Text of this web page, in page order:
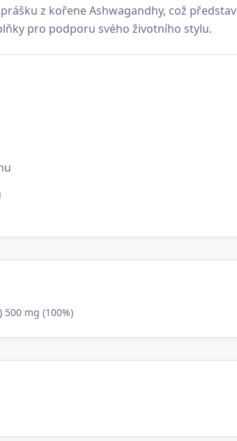
z kořene Ashwagandhy, což
pro podporu svého životního stylu.
mg (100%)